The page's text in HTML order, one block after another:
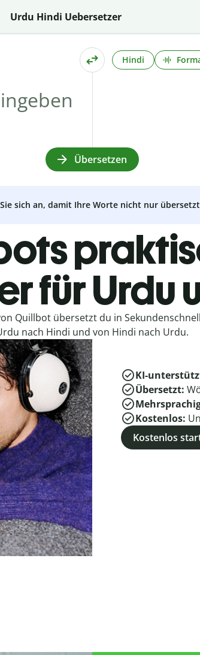
Urdu Hindi Uebersetzer
Hindi
Übersetzen
sich an, damit Ihre Worte nicht nur
für Urdu
Quillbot übersetzt du in
nach Hindi und von Hindi nach Urdu.
KI-
Übersetzt:
Kostenlos:
Kostenlos